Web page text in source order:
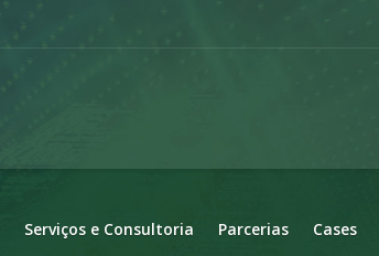
Serviços e Consultoria Parcerias Cases